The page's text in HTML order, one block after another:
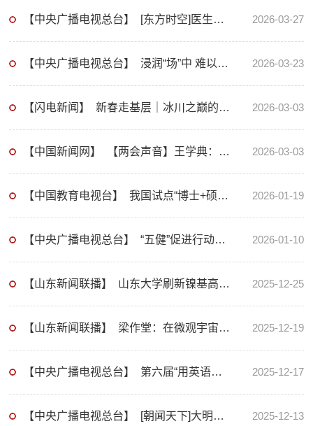
【中央广播电视总台】 [东方时空]医生有了AI分身 如何影响我们健康生活 2026-03-27
【中央广播电视总台】 浸润“场”中 难以为外人道 2026-03-23
【闪电新闻】 新春走基层｜冰川之巅的“追星人” 2026-03-03
【中国新闻网】 【两会声音】王学典：以中医馆为载体 向世界传播中国文化 2026-03-03
【中国教育电视台】 我国试点“博士+硕士”双学位 以“学术双翼”驱动拔尖创新人才培养 2026-01-19
【中央广播电视总台】 “五健”促进行动，孩子们的身心如何更健康？ 2026-01-10
【山东新闻联播】 山东大学刷新镍基高温超导纪录 超导材料实用化再获突破 2025-12-25
【山东新闻联播】 梁作堂：在微观宇宙中开辟粒子物理新疆域【人才强省建设进行时】 2025-12-19
【中央广播电视总台】 第六届“用英语讲中国故事大会”泉城启幕 2025-12-17
【中央广播电视总台】 [朝闻天下]大明湖畔现龙山文化遗址 济南建城史可追溯至4200年前 2025-12-13